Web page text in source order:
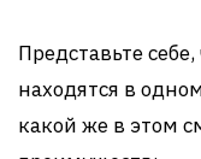
Представьте
находятся в
какой же в этом